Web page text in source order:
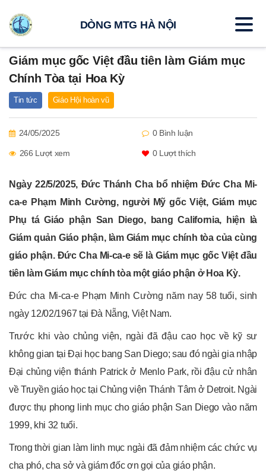
Giám mục gốc Việt đầu tiên làm Giám mục
Chính Tòa tại Hoa Kỳ
Tin tức Giáo Hội hoàn vũ
24/05/2025 0 Bình luận
266 Lượt xem 0Lượt thích
Ngày 22/5/2025, Đức Thánh Cha bổ nhiệm Đức Cha Mi-
ca-e Phạm Minh Cường, người Mỹ gốc Việt, Giám mục
Phụ tá Giáo phận San Diego, bang California, hiện là
Giám quản Giáo phận, làm Giám mục chính tòa của cùng
giáo phận. Đức Cha Mi-ca-e sẽ là Giám mục gốc Việt đầu
tiên làm Giám mục chính tòa một giáo phận ở Hoa Kỳ.
Đức cha Mi-ca-e Phạm Minh Cường năm nay 58 tuổi, sinh
ngày 12/02/1967 tại Đà Nẵng, Việt Nam.
Trước khi vào chủng viện, ngài đã đậu cao học về kỹ sư
không gian tại Đại học bang San Diego; sau đó ngài gia nhập
Đại chủng viện thánh Patrick ở Menlo Park, rồi đậu cử nhân
về Truyền giáo học tại Chủng viện Thánh Tâm ở Detroit. Ngài
được thụ phong linh mục cho giáo phận San Diego vào năm
1999, khi 32 tuổi.
Trong thời gian làm linh mục ngài đã đảm nhiệm các chức vụ
cha phó, cha sở và giám đốc ơn gọi của giáo phận.
DÒNG MTG HÀ NỘI